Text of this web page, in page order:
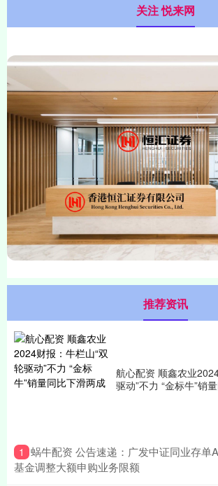
关注 悦来网
推荐资讯
航心配资 顺鑫农业
驱动”不力 “金标牛”销
1 蜗牛配资 公告速递：广发中证同业存单
基金调整大额申购业务限额